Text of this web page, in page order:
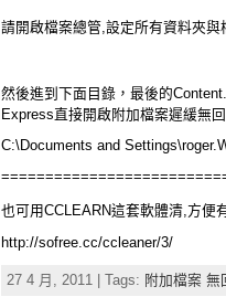
請開啟檔案總管,設定所有資料夾與
然後進到下面目錄，最後的
Express直接開啟附加檔案遲緩無
C:\Documents and
也可用CCLEARN這套軟體清,方便
http://sofree.cc/ccleaner/3/
27 4 月, 2011 | Tags: 附加檔案 無